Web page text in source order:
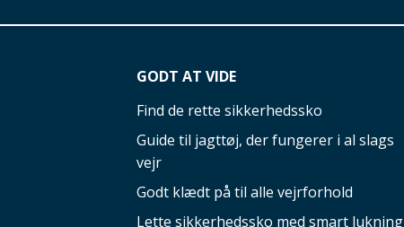
GODT AT VIDE
Find de rette sikkerhedssko
Guide til jagttøj, der fungerer i al slags
vejr
Godt klædt på til alle vejrforhold
Lette sikkerhedssko med smart lukning